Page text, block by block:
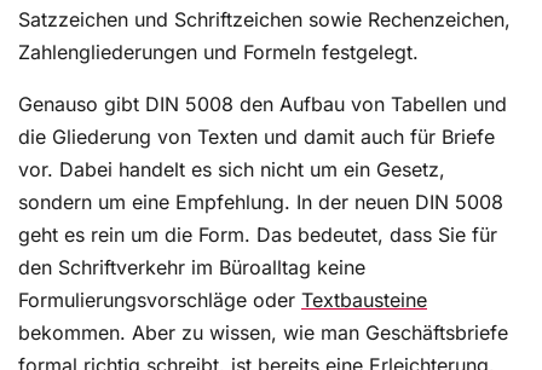
Satzzeichen und Schriftzeichen sowie Rechenzeichen,
Zahlengliederungen und Formeln festgelegt.
Genauso gibt DIN 5008 den Aufbau von Tabellen und
die Gliederung von Texten und damit auch für Briefe
vor. Dabei handelt es sich nicht um ein Gesetz,
sondern um eine Empfehlung. In der neuen DIN 5008
geht es rein um die Form. Das bedeutet, dass Sie für
den Schriftverkehr im Büroalltag keine
Formulierungsvorschläge oder Textbausteine
bekommen. Aber zu wissen, wie man Geschäftsbriefe
formal richtig schreibt, ist bereits eine Erleichterung.